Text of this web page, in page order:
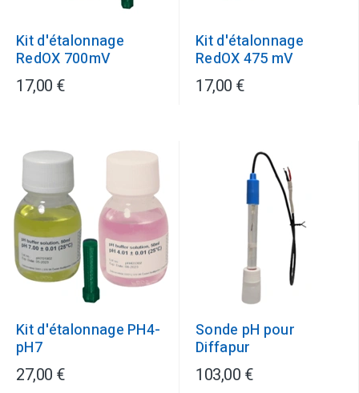
Kit d'étalonnage
RedOX 700mV
17,00 €
Kit d'étalonnage
RedOX 475 mV
17,00 €
Kit d'étalonnage PH4-
pH7
27,00 €
Sonde pH pour
Diffapur
103,00 €